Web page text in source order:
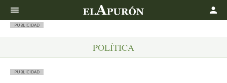
PUBLICIDAD
POLÍTICA
PUBLICIDAD